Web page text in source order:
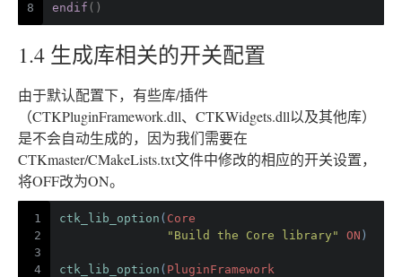
8
endif ()
1.4 生成库相关的开关配置
由于默认配置下，有些库/插件
（CTKPluginFramework.dll、CTKWidgets.dll以及其他库）
是不会自动生成的，因为我们需要在
CTKmaster/CMakeLists.txt文件中修改的相应的开关设置，
将OFF改为ON。
1
2
3
4
ctk_lib_option ( Core
"Build the Core library"
ON )
ctk_lib_option ( PluginFramework